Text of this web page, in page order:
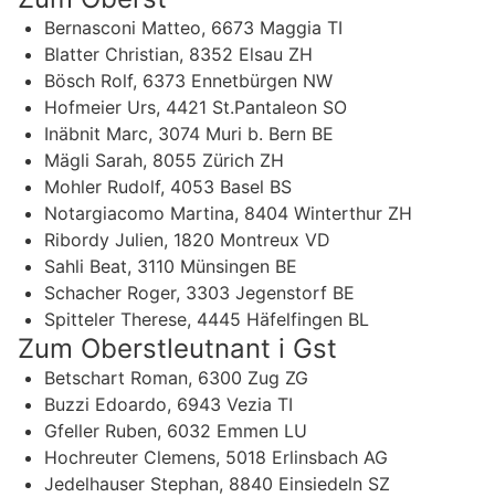
Bernasconi Matteo, 6673 Maggia TI
Blatter Christian, 8352 Elsau ZH
Bösch Rolf, 6373 Ennetbürgen NW
Hofmeier Urs, 4421 St.Pantaleon SO
Inäbnit Marc, 3074 Muri b. Bern BE
Mägli Sarah, 8055 Zürich ZH
Mohler Rudolf, 4053 Basel BS
Notargiacomo Martina, 8404 Winterthur ZH
Ribordy Julien, 1820 Montreux VD
Sahli Beat, 3110 Münsingen BE
Schacher Roger, 3303 Jegenstorf BE
Spitteler Therese, 4445 Häfelfingen BL
Zum Oberstleutnant i Gst
Betschart Roman, 6300 Zug ZG
Buzzi Edoardo, 6943 Vezia TI
Gfeller Ruben, 6032 Emmen LU
Hochreuter Clemens, 5018 Erlinsbach AG
Jedelhauser Stephan, 8840 Einsiedeln SZ